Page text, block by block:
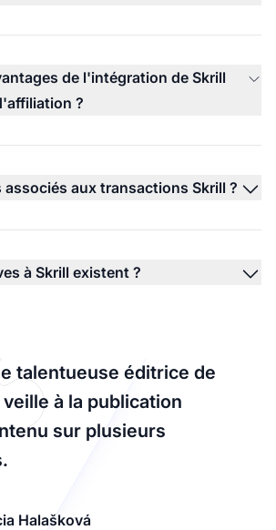
de l'intégration de Skrill
?
aux transactions Skrill ?
à Skrill existent ?
talentueuse éditrice de
à la publication
sur plusieurs
Halašková